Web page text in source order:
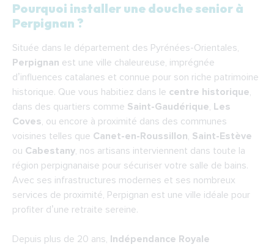
Pourquoi installer une douche senior à
Perpignan ?
Les étapes pour transformer votre baignoire
en douche senior à Perpignan
Quel budget prévoir pour transformer une
baignoire en douche senior à Perpignan ?
Pourquoi faire appel à Indépendance
Royale pour remplacer votre baignoire par une
douche senior à Perpignan ?
Nos installateurs interviennent dans toute
la région de Perpignan :
Pourquoi installer une douche senior à
Perpignan ?
Située dans le département des Pyrénées-Orientales,
Perpignan est une ville chaleureuse, imprégnée
d’influences catalanes et connue pour son riche patrimoine
historique. Que vous habitiez dans le centre historique,
dans des quartiers comme Saint-Gaudérique, Les
Coves, ou encore à proximité dans des communes
voisines telles que Canet-en-Roussillon, Saint-Estève
ou Cabestany, nos artisans interviennent dans toute la
région perpignanaise pour sécuriser votre salle de bains.
Avec ses infrastructures modernes et ses nombreux
services de proximité, Perpignan est une ville idéale pour
profiter d’une retraite sereine.
Depuis plus de 20 ans, Indépendance Royale